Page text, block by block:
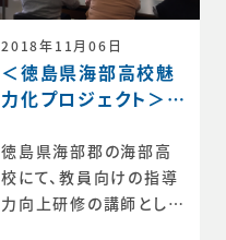
学日本一を達成、同年ジ
ャパンラグビーコーチン
グアワードで最優秀賞に
選ばれた相良南海夫氏
つプロセス」について語
っています。 スポー
2018年11月06日
＜徳島県海部高校魅
力化プロジェクト＞教
徳島県海部郡の海部高
校にて、教員向けの指導
力向上研修の講師として